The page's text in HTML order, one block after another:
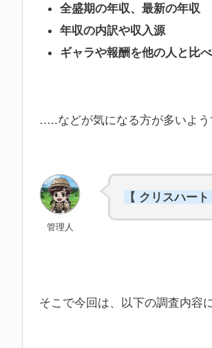
全盛期の年収、最新の年収
年収の内訳や収入源
ギャラや報酬を他の人と比
…..などが気になる方が多いよう
管理人
【 クリスハー
そこで今回は、以下の調査内容